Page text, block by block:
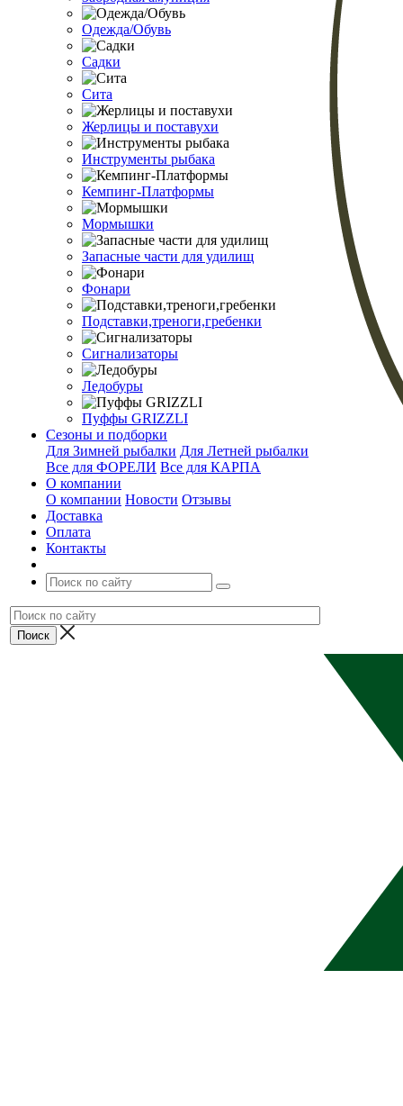
Одежда/Обувь
Садки
Сита
Жерлицы и поставухи
Инструменты рыбака
Кемпинг-Платформы
Мормышки
Запасные части для удилищ
Фонари
Подставки,треноги,гребенки
Сигнализаторы
Ледобуры
Пуффы GRIZZLI
Сезоны и подборки
Для Зимней рыбалки Для Летней рыбалки
Все для ФОРЕЛИ Все для КАРПА
О компании
О компании Новости Отзывы
Доставка
Оплата
Контакты